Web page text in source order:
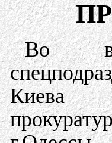
Во
Киева